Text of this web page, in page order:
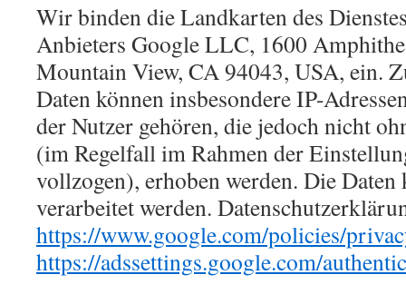
Wir binden die Landkarten des
Anbieters Google LLC, 1600
Mountain View, CA 94043, USA, ein.
Daten können insbesondere IP-
der Nutzer gehören, die jedoch nicht
(im Regelfall im Rahmen der
vollzogen), erhoben werden. Die
verarbeitet werden.
https://www.google.com/policies/
https://adssettings.google.com/